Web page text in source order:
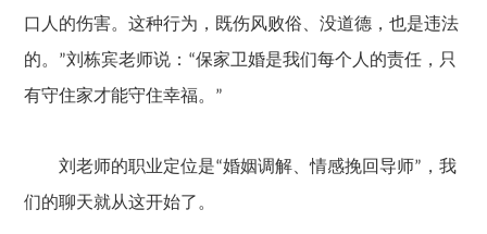
口人的伤害。这种行为，既伤风败俗、没道德，也是违法
的。 ”刘栋宾老师说： “保家卫婚是我们每个人的责任，只
有守住家才能守住幸福。 ”
刘老师的职业定位是“婚姻调解、情感挽回导师” ，我
们的聊天就从这开始了。